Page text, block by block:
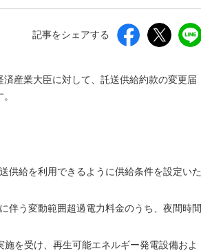
記事をシェアする
産業大臣に対して、託送供給約款の変更届
供給を利用できるように供給条件を設定いた
伴う変動範囲超過電力料金のうち、夜間時間
を受け、再生可能エネルギー発電設備およ